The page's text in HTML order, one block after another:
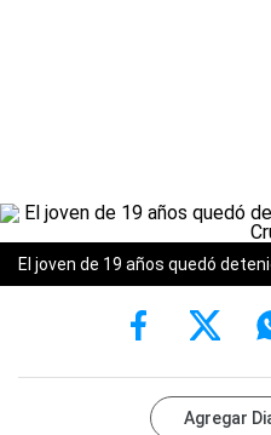
El joven de 19 años quedó
Agregar